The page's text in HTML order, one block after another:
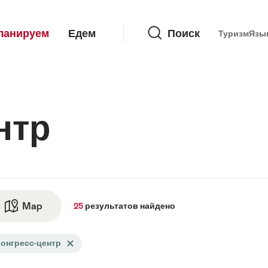
Едем Поиск Туризм
Map See map
25 результатов найдено
центрDelete Конгресс-центр tag